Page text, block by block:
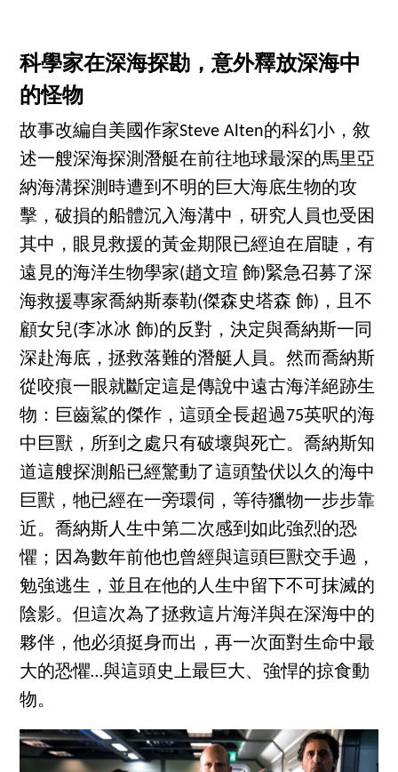
科學家在深海探勘，意外釋放深海中
的怪物
故事改編自美國作家Steve Alten的科幻小，敘
述一艘深海探測潛艇在前往地球最深的馬里亞
納海溝探測時遭到不明的巨大海底生物的攻
擊，破損的船體沉入海溝中，研究人員也受困
其中，眼見救援的黃金期限已經迫在眉睫，有
遠見的海洋生物學家(趙文瑄 飾)緊急召募了深
海救援專家喬納斯泰勒(傑森史塔森 飾)，且不
顧女兒(李冰冰 飾)的反對，決定與喬納斯一同
深赴海底，拯救落難的潛艇人員。然而喬納斯
從咬痕一眼就斷定這是傳說中遠古海洋絕跡生
物：巨齒鯊的傑作，這頭全長超過75英呎的海
中巨獸，所到之處只有破壞與死亡。喬納斯知
道這艘探測船已經驚動了這頭蟄伏以久的海中
巨獸，牠已經在一旁環伺，等待獵物一步步靠
近。喬納斯人生中第二次感到如此強烈的恐
懼；因為數年前他也曾經與這頭巨獸交手過，
勉強逃生，並且在他的人生中留下不可抹滅的
陰影。但這次為了拯救這片海洋與在深海中的
夥伴，他必須挺身而出，再一次面對生命中最
大的恐懼…與這頭史上最巨大、強悍的掠食動
物。